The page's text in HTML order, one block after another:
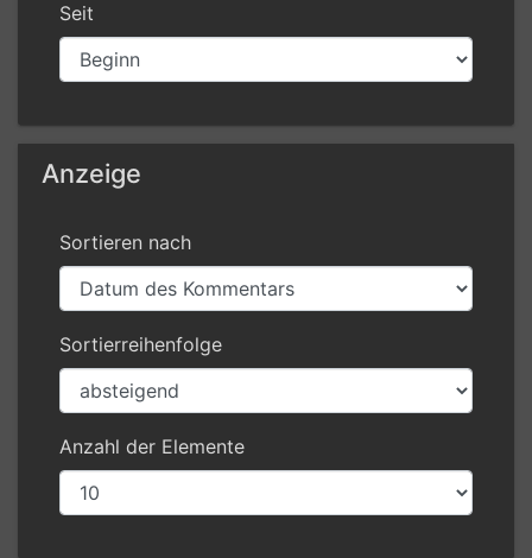
Seit
Anzeige
Sortieren nach
Sortierreihenfolge
Anzahl der Elemente